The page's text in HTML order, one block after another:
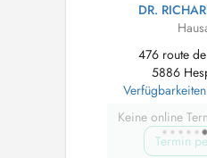
DR.
476 route
5886
Keine online
Termin